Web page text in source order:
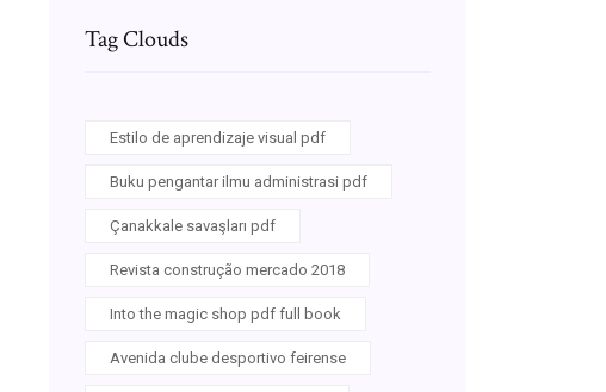
Tag Clouds
Estilo de aprendizaje visual pdf
Buku pengantar ilmu administrasi pdf
Çanakkale savaşları pdf
Revista construção mercado 2018
Into the magic shop pdf full book
Avenida clube desportivo feirense